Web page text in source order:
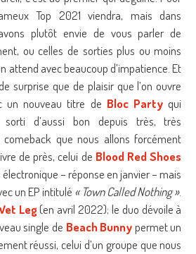
Top 2021 viendra, mais dans
plutôt envie de vous parler de
ou celles de sorties plus ou moins
attend avec beaucoup d’impatience. Et
surprise que de plaisir que l’on ouvre
un nouveau titre de Bloc Party qui
sorti d’aussi bon depuis très, très
que nous allons forcément
de près, celui de Blood Red Shoes
– réponse en janvier – mais
un EP intitulé « Town Called Nothing ».
Leg(en avril 2022); le duo dévoile à
single de Beach Bunnypermet un
réussi, celui d’un groupe que nous